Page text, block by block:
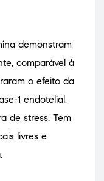
demonstram
comparável à
o efeito da
1 endotelial,
de stress. Tem
livres e